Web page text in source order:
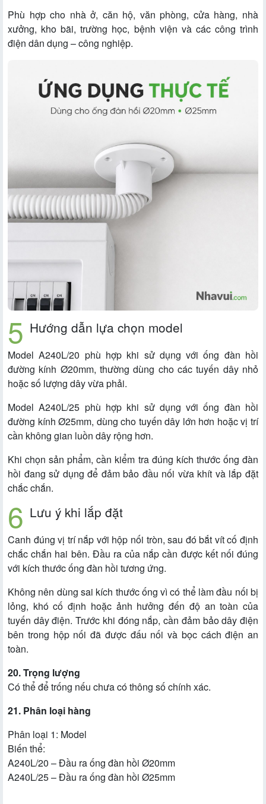
Phù hợp cho nhà ở, căn hộ, văn phòng, cửa hàng, nhà
xưởng, kho bãi, trường học, bệnh viện và các công trình
điện dân dụng – công nghiệp.
Hướng dẫn lựa chọn model
Model A240L/20 phù hợp khi sử dụng với ống đàn hồi
đường kính Ø20mm, thường dùng cho các tuyến dây nhỏ
hoặc số lượng dây vừa phải.
Model A240L/25 phù hợp khi sử dụng với ống đàn hồi
đường kính Ø25mm, dùng cho tuyến dây lớn hơn hoặc vị trí
cần không gian luồn dây rộng hơn.
Khi chọn sản phẩm, cần kiểm tra đúng kích thước ống đàn
hồi đang sử dụng để đảm bảo đầu nối vừa khít và lắp đặt
chắc chắn.
Lưu ý khi lắp đặt
Canh đúng vị trí nắp với hộp nối tròn, sau đó bắt vít cố định
chắc chắn hai bên. Đầu ra của nắp cần được kết nối đúng
với kích thước ống đàn hồi tương ứng.
Không nên dùng sai kích thước ống vì có thể làm đầu nối bị
lỏng, khó cố định hoặc ảnh hưởng đến độ an toàn của
tuyến dây điện. Trước khi đóng nắp, cần đảm bảo dây điện
bên trong hộp nối đã được đấu nối và bọc cách điện an
toàn.
20. Trọng lượng
Có thể để trống nếu chưa có thông số chính xác.
21. Phân loại hàng
Phân loại 1: Model
Biến thể:
A240L/20 – Đầu ra ống đàn hồi Ø20mm
A240L/25 – Đầu ra ống đàn hồi Ø25mm